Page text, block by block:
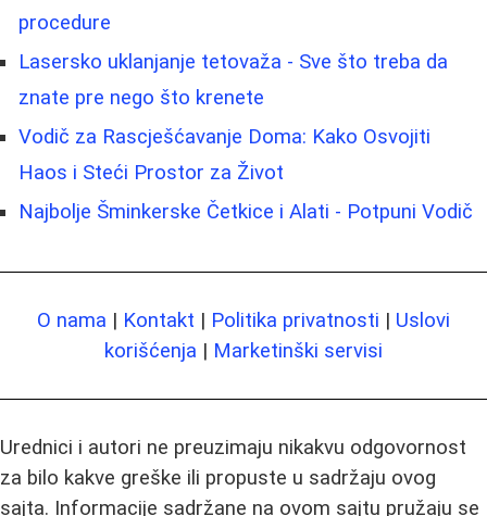
procedure
Lasersko uklanjanje tetovaža - Sve što treba da
znate pre nego što krenete
Vodič za Rascješćavanje Doma: Kako Osvojiti
Haos i Steći Prostor za Život
Najbolje Šminkerske Četkice i Alati - Potpuni Vodič
O nama | Kontakt | Politika privatnosti | Uslovi
korišćenja | Marketinški servisi
Urednici i autori ne preuzimaju nikakvu odgovornost
za bilo kakve greške ili propuste u sadržaju ovog
sajta. Informacije sadržane na ovom sajtu pružaju se